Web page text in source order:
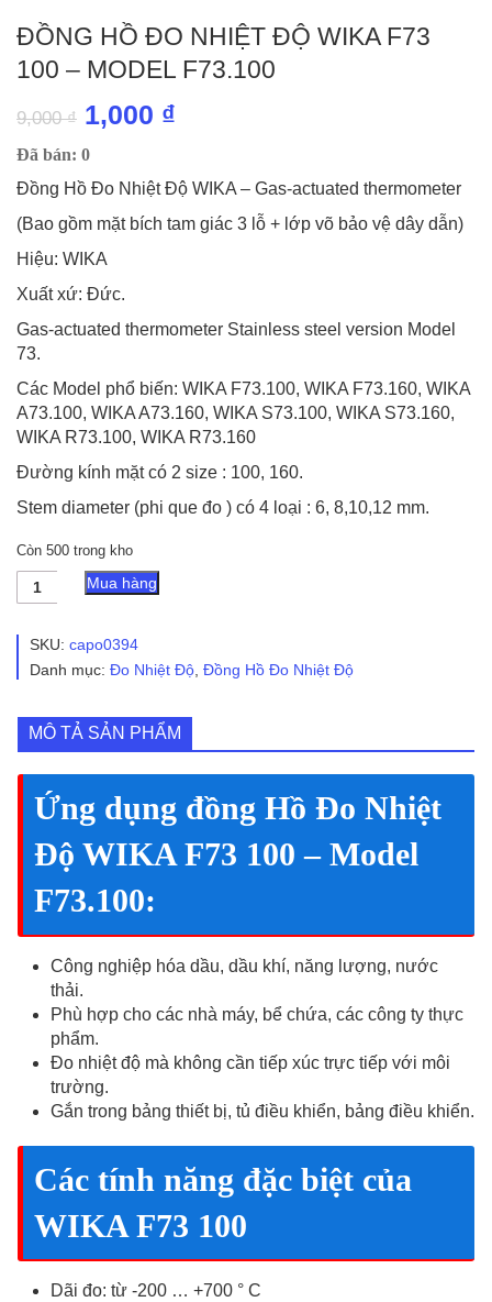
ĐỒNG HỒ ĐO NHIỆT ĐỘ WIKA F73
100 – MODEL F73.100
9,000₫ Giá
gốc
là:
9,000 ₫.
1,000 ₫
tại
là:
Đã bán: 0
Đồng Hồ Đo Nhiệt Độ WIKA – Gas-actuated thermometer
(Bao gồm mặt bích tam giác 3 lỗ + lớp võ bảo vệ dây dẫn)
Hiệu: WIKA
Xuất xứ: Đức.
Gas-actuated thermometer Stainless steel version Model
73.
Các Model phổ biến: WIKA F73.100, WIKA F73.160, WIKA
A73.100, WIKA A73.160, WIKA S73.100, WIKA S73.160,
WIKA R73.100, WIKA R73.160
Đường kính mặt có 2 size : 100, 160.
Stem diameter (phi que đo ) có 4 loại : 6, 8,10,12 mm.
Còn 500 trong kho
Đồng
Hồ
Nhiệt
WIKA
100
Model
F73.100
lượng
Mua hàng
SKU: capo0394
Danh mục: Đo Nhiệt Độ, Đồng Hồ Đo Nhiệt Độ
MÔ TẢ SẢN PHẨM
Ứng dụng đồng Hồ Đo Nhiệt
Độ WIKA F73 100 – Model
F73.100:
Công nghiệp hóa dầu, dầu khí, năng lượng, nước
thải.
Phù hợp cho các nhà máy, bể chứa, các công ty thực
phẩm.
Đo nhiệt độ mà không cần tiếp xúc trực tiếp với môi
trường.
Gắn trong bảng thiết bị, tủ điều khiển, bảng điều khiển.
Các tính năng đặc biệt của
WIKA F73 100
Dãi đo: từ -200 … +700 ° C